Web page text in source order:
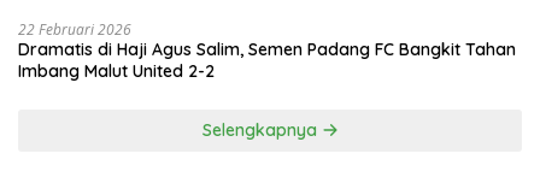
22 Februari 2026
Dramatis di Haji Agus Salim, Semen Padang FC Bangkit Tahan
Imbang Malut United 2-2
Selengkapnya